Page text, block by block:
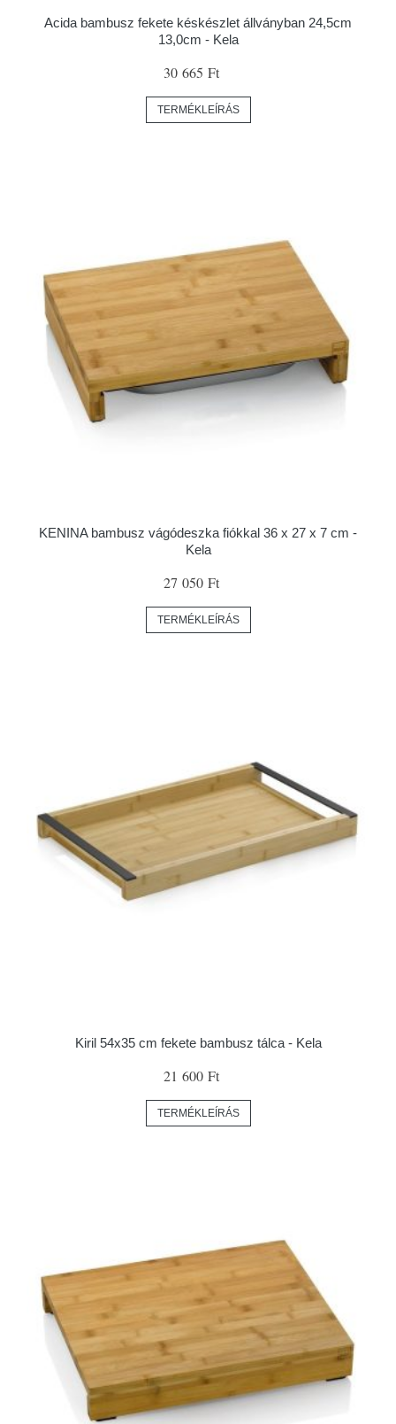
Acida bambusz fekete késkészlet állványban 24,5cm
13,0cm - Kela
30 665 Ft
TERMÉKLEÍRÁS
KENINA bambusz vágódeszka fiókkal 36 x 27 x 7 cm -
Kela
27 050 Ft
TERMÉKLEÍRÁS
Kiril 54x35 cm fekete bambusz tálca - Kela
21 600 Ft
TERMÉKLEÍRÁS